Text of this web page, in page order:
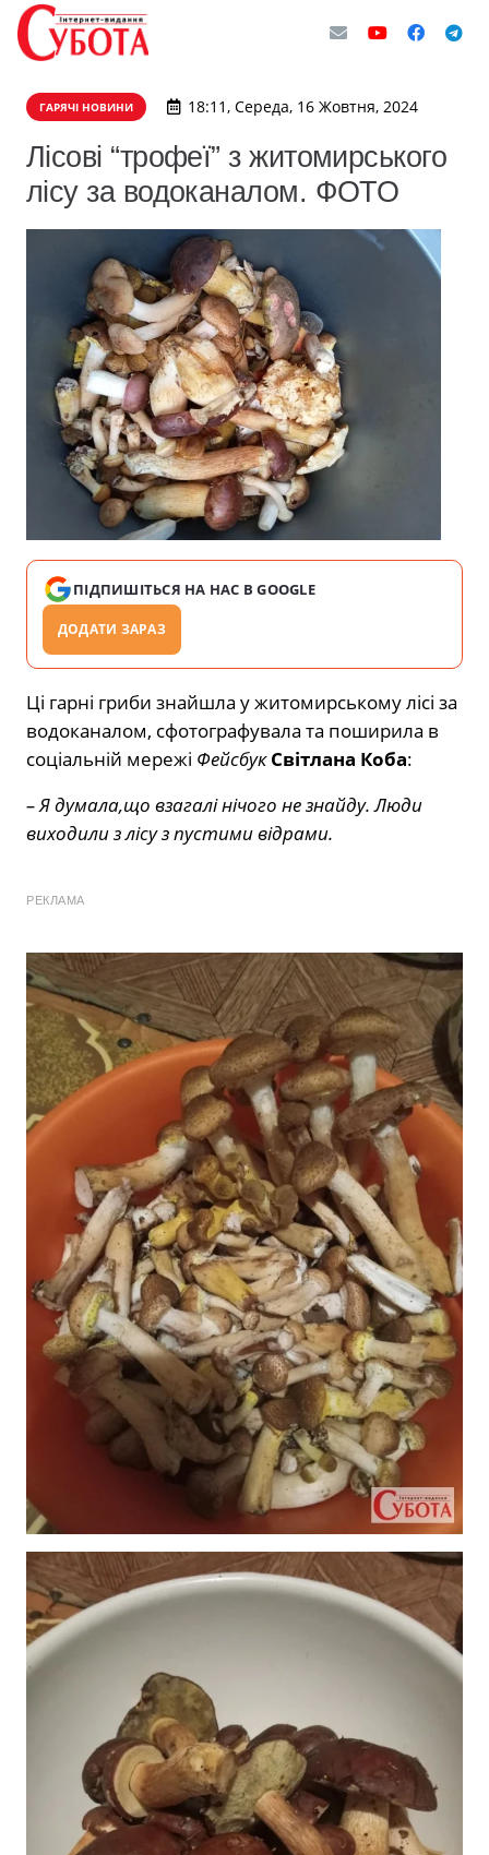
ГАРЯЧІ НОВИНИ 18:11, Середа, 16 Жовтня, 2024
Лісові “трофеї” з житомирського
лісу за водоканалом. ФОТО
ПІДПИШІТЬСЯ НА НАС В GOOGLE
ДОДАТИ ЗАРАЗ
Ці гарні гриби знайшла у житомирському лісі за
водоканалом, сфотографувала та поширила в
соціальній мережі Фейсбук Світлана Коба:
– Я думала,що взагалі нічого не знайду. Люди
виходили з лісу з пустими відрами.
РЕКЛАМА